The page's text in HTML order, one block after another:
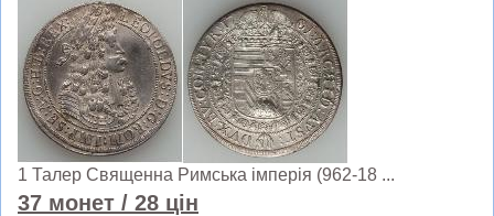
1 Талер Священна Римська імперія (962-18 ...
37 монет / 28 цін